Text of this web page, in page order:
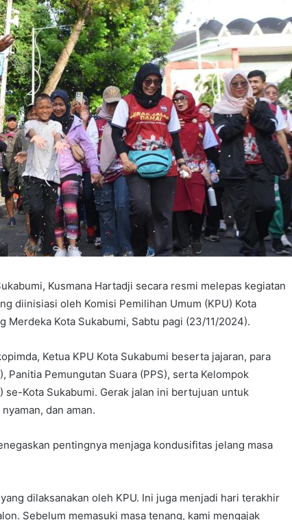
Kusmana Hartadji secara resmi melepas kegiatan
diinisiasi oleh Komisi Pemilihan Umum (KPU) Kota
Merdeka Kota Sukabumi, Sabtu pagi (23/11/2024).
Ketua KPU Kota Sukabumi beserta jajaran, para
Panitia Pemungutan Suara (PPS), serta Kelompok
se-Kota Sukabumi. Gerak jalan ini bertujuan untuk
dan aman.
pentingnya menjaga kondusifitas jelang masa
dilaksanakan oleh KPU. Ini juga menjadi hari terakhir
Sebelum memasuki masa tenang, kami mengajak